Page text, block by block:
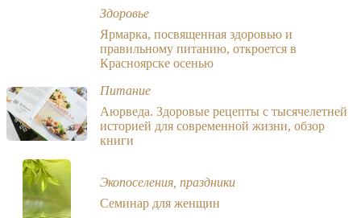
Здоровье
Ярмарка, посвященная здоровью и
правильному питанию, откроется в
Красноярске осенью
Питание
Аюрведа. Здоровые рецепты с тысячелетней
историей для современной жизни, обзор
книги
Экопоселения, праздники
Семинар для женщин